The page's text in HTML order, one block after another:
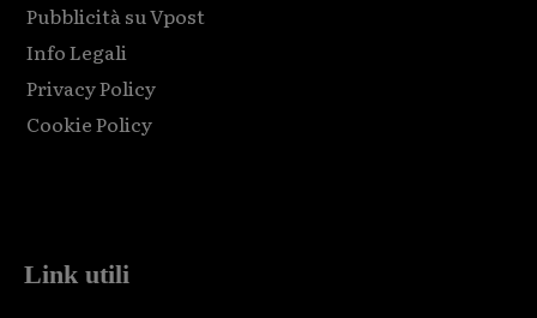
Pubblicità su Vpost
Info Legali
Privacy Policy
Cookie Policy
Link utili